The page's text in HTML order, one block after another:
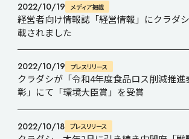
2022/10/19 メディア掲載
経営者向け情報誌「経営情報」にクラダ
載されました
2022/10/19 プレスリリース
クラダシが「令和4年度食品ロス削減推進
彰」にて「環境大臣賞」を受賞
2022/10/18 プレスリリース